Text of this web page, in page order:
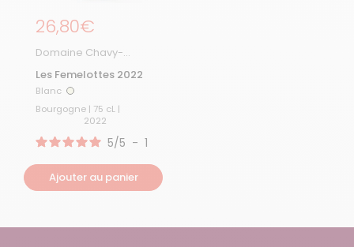
Prix régulier
26,80€
Domaine Chavy-
Les Femelottes 2022
Blanc Blanc
Bourgogne | 75 cL |
2022
5/5 - 1
Ajouter au panier